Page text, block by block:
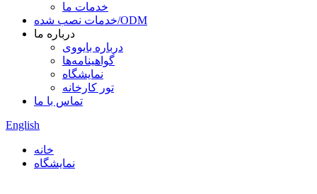
خدمات ما
خدمات نصب شده/ODM
درباره ما
درباره بایووی
گواهینامه‌ها
نمایشگاه
تور کارخانه
تماس با ما
English
خانه
نمایشگاه